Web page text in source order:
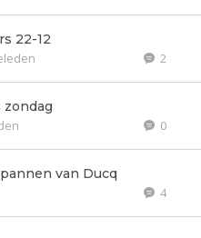
22-12
2
0
van Ducq
4